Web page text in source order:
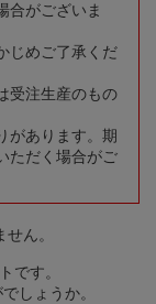
合がございま
じめご了承くだ
受注生産のもの
があります。期
ただく場合がご
ん。
です。
しょうか。